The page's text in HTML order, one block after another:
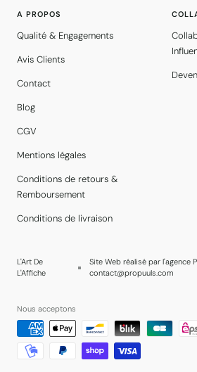
A PROPOS
Qualité & Engagements
Avis Clients
Contact
Blog
CGV
Mentions légales
Conditions de retours &
Remboursement
Conditions de livraison
L'Art De
L'Affiche
Site Web réalisé par l'agence
contact@propuuls.com
Nous acceptons